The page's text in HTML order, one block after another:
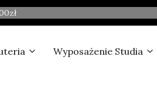
Wyposażenie Studia